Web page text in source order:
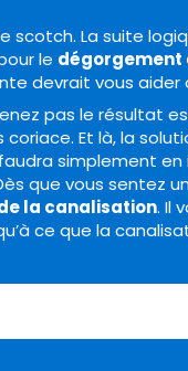
scotch. La suite
le dégorgement
devrait vous
pas le résultat
Et là, la
simplement
que vous sentez
la canalisation. Il
ce que la